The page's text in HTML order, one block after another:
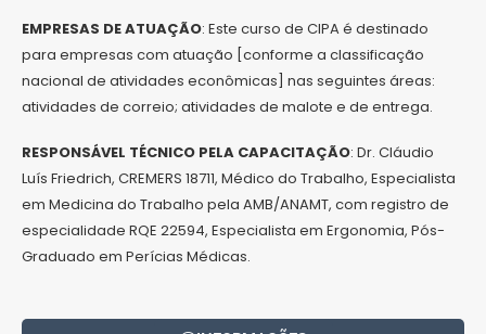
EMPRESAS DE ATUAÇÃO: Este curso de CIPA é destinado
para empresas com atuação [conforme a classificação
nacional de atividades econômicas] nas seguintes áreas:
atividades de correio; atividades de malote e de entrega.
RESPONSÁVEL TÉCNICO PELA CAPACITAÇÃO: Dr. Cláudio
Luís Friedrich, CREMERS 18711, Médico do Trabalho, Especialista
em Medicina do Trabalho pela AMB/ANAMT, com registro de
especialidade RQE 22594, Especialista em Ergonomia, Pós-
Graduado em Perícias Médicas.